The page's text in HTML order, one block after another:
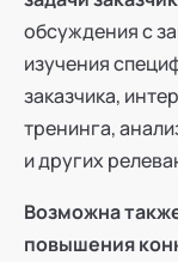
обсуждения с
изучения
заказчика,
тренинга,
и других
Возможна
повышения